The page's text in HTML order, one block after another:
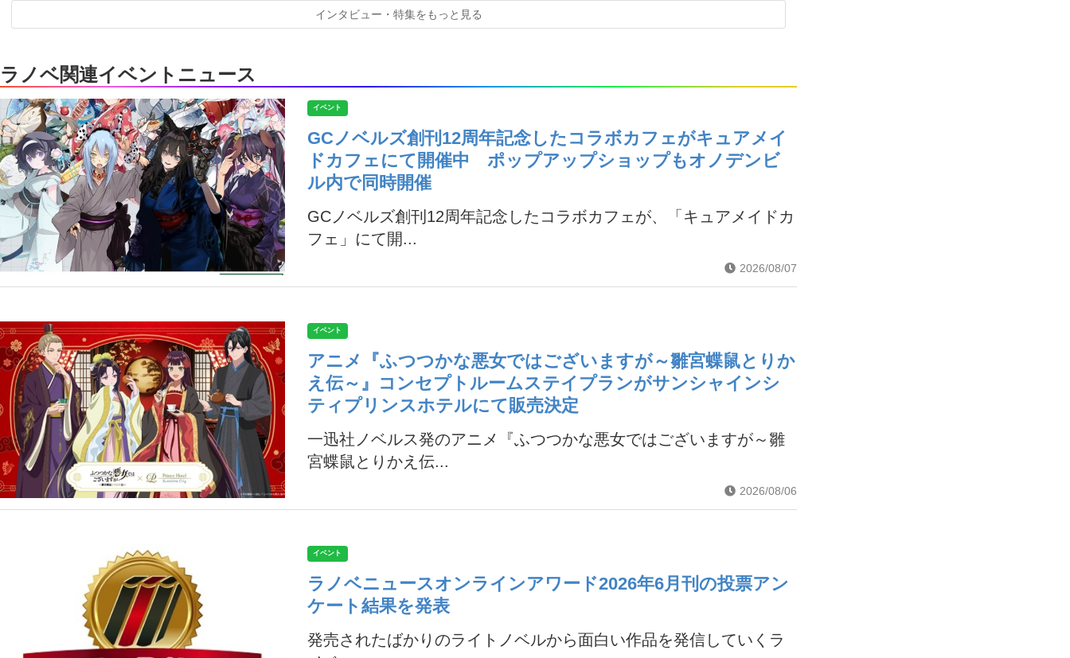
インタビュー・特集をもっと見る
ラノベ関連イベントニュース
イベント
GCノベルズ創刊12周年記念したコラボカフェがキュアメイ
ドカフェにて開催中 ポップアップショップもオノデンビ
ル内で同時開催
GCノベルズ創刊12周年記念したコラボカフェが、「キュアメイドカ
フェ」にて開...
2026/08/07
イベント
アニメ『ふつつかな悪女ではございますが～雛宮蝶鼠とりか
え伝～』コンセプトルームステイプランがサンシャインシ
ティプリンスホテルにて販売決定
一迅社ノベルス発のアニメ『ふつつかな悪女ではございますが～雛
宮蝶鼠とりかえ伝...
2026/08/06
イベント
ラノベニュースオンラインアワード2026年6月刊の投票アン
ケート結果を発表
発売されたばかりのライトノベルから面白い作品を発信していくラ